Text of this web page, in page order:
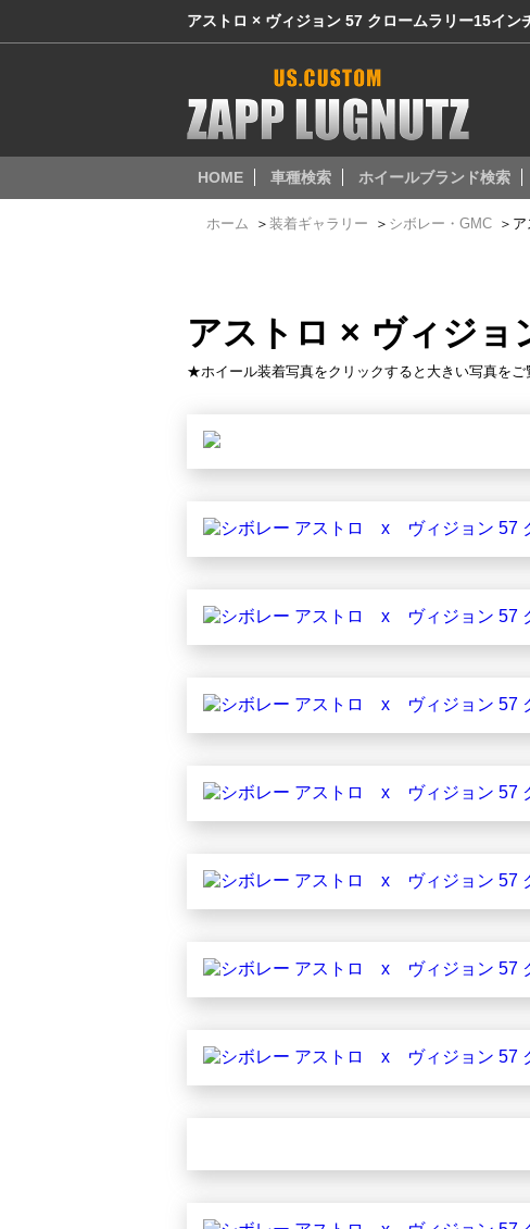
アストロ × ヴィジョン 57 クロームラリー15イン
HOME 車種検索 ホイールブランド検索
ホーム ＞ 装着ギャラリー ＞ シボレー・GMC ＞
アストロ × ヴィジョ
★ホイール装着写真をクリックすると大きい写真をご